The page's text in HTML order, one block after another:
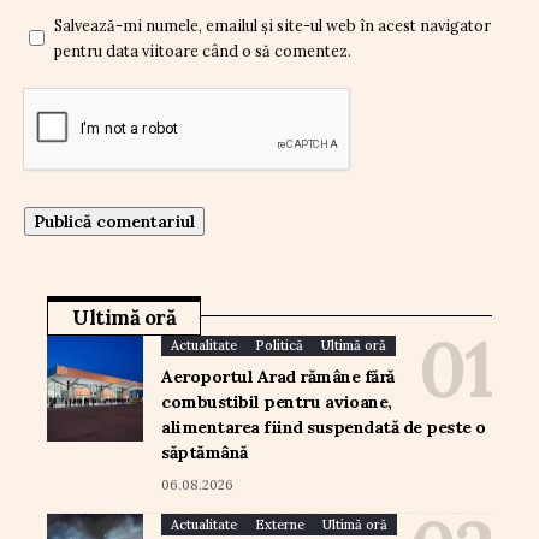
Salvează-mi numele, emailul și site-ul web în acest navigator
pentru data viitoare când o să comentez.
Ultimă oră
Actualitate Politică Ultimă oră
Aeroportul Arad rămâne fără
combustibil pentru avioane,
alimentarea fiind suspendată de peste o
săptămână
06.08.2026
Actualitate Externe Ultimă oră